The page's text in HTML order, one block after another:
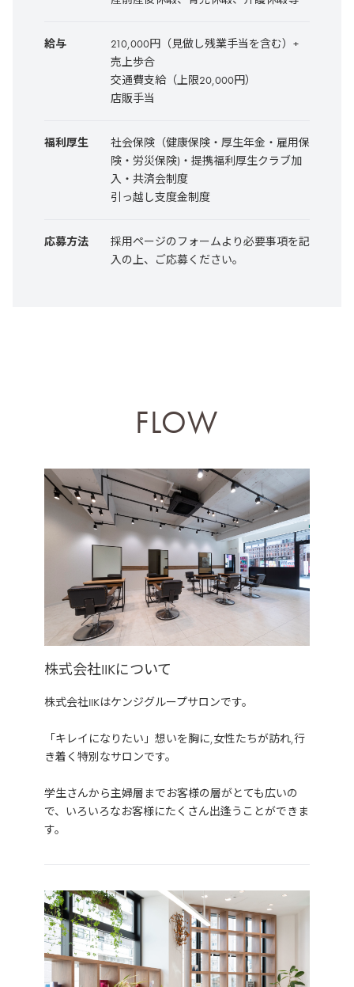
給与
210,000円（見做し残業手当を含む）+
売上歩合
交通費支給（上限20,000円）
店販手当
福利厚生
社会保険（健康保険・厚生年金・雇用保
険・労災保険)・提携福利厚生クラブ加
入・共済会制度
引っ越し支度金制度
応募方法
採用ページのフォームより必要事項を記
入の上、ご応募ください。
FLOW
株式会社IIKについて
株式会社IIKはケンジグループサロンです。
「キレイになりたい」想いを胸に,女性たちが訪れ,行
き着く特別なサロンです。
学生さんから主婦層までお客様の層がとても広いの
で、いろいろなお客様にたくさん出逢うことができま
す。